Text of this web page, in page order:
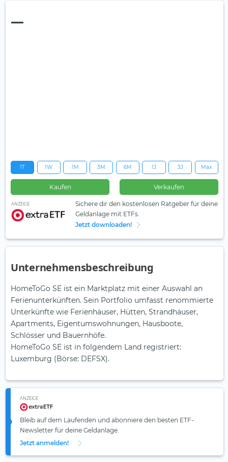
—
1T 1W 1M 3M 6M 1J 3J Max
Kaufen Verkaufen
ANZEIGE
Sichere dir den kostenlosen Ratgeber für deine
Geldanlage mit ETFs.
Jetzt downloaden!
Unternehmensbeschreibung
HomeToGo SE ist ein Marktplatz mit einer Auswahl an
Ferienunterkünften. Sein Portfolio umfasst renommierte
Unterkünfte wie Ferienhäuser, Hütten, Strandhäuser,
Apartments, Eigentumswohnungen, Hausboote,
Schlösser und Bauernhöfe.
HomeToGo SE ist in folgendem Land registriert:
Luxemburg (Börse: DEFSX).
ANZEIGE
Bleib auf dem Laufenden und abonniere den besten ETF-
Newsletter für deine Geldanlage.
Jetzt anmelden!